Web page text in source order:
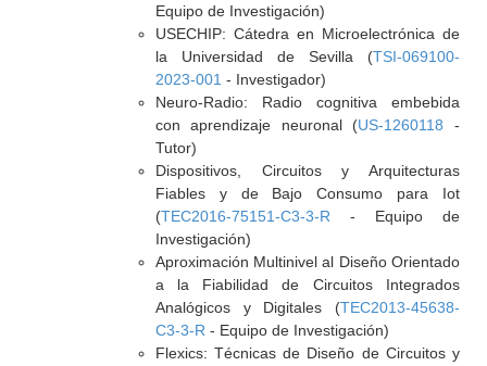
Equipo de Investigación)
USECHIP: Cátedra en Microelectrónica de
la Universidad de Sevilla (TSI-069100-
2023-001 - Investigador)
Neuro-Radio: Radio cognitiva embebida
con aprendizaje neuronal (US-1260118 -
Tutor)
Dispositivos, Circuitos y Arquitecturas
Fiables y de Bajo Consumo para Iot
(TEC2016-75151-C3-3-R - Equipo de
Investigación)
Aproximación Multinivel al Diseño Orientado
a la Fiabilidad de Circuitos Integrados
Analógicos y Digitales (TEC2013-45638-
C3-3-R - Equipo de Investigación)
Flexics: Técnicas de Diseño de Circuitos y